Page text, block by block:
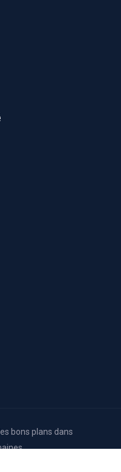
bons plans dans